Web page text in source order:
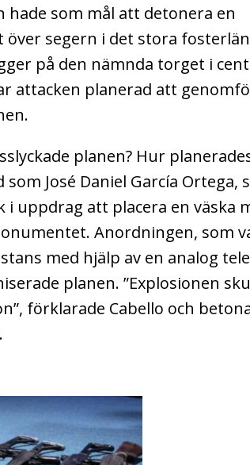
hade som mål att detonera en
segern i det stora
på den nämnda torget i
attacken planerad att
planen? Hur
José Daniel García Ortega,
uppdrag att placera en väska
Anordningen, som
med hjälp av en analog
planen. ”Explosionen
förklarade Cabello och